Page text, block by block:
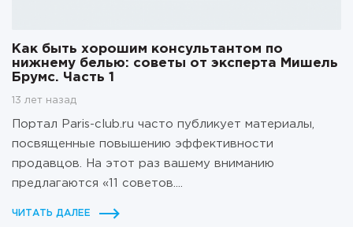
Как быть хорошим консультантом по
нижнему белью: советы от эксперта Мишель
Брумс. Часть 1
13 лет назад
Портал Paris-club.ru часто публикует материалы,
посвященные повышению эффективности
продавцов. На этот раз вашему вниманию
предлагаются «11 советов....
ЧИТАТЬ ДАЛЕЕ